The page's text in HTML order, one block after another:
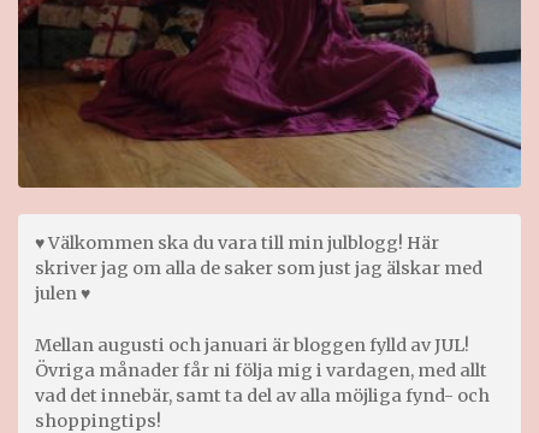
♥ Välkommen ska du vara till min julblogg! Här
skriver jag om alla de saker som just jag älskar med
julen ♥
Mellan augusti och januari är bloggen fylld av JUL!
Övriga månader får ni följa mig i vardagen, med allt
vad det innebär, samt ta del av alla möjliga fynd- och
shoppingtips!